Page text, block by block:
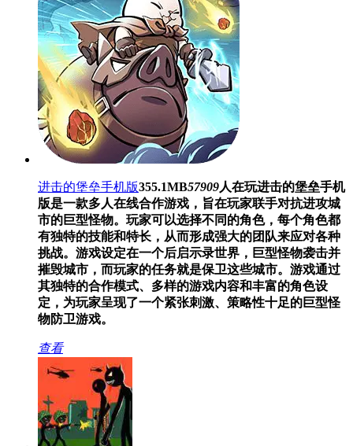
进击的堡垒手机版355.1MB57909人在玩进击的堡垒手机
版是一款多人在线合作游戏，旨在玩家联手对抗进攻城
市的巨型怪物。玩家可以选择不同的角色，每个角色都
有独特的技能和特长，从而形成强大的团队来应对各种
挑战。游戏设定在一个后启示录世界，巨型怪物袭击并
摧毁城市，而玩家的任务就是保卫这些城市。游戏通过
其独特的合作模式、多样的游戏内容和丰富的角色设
定，为玩家呈现了一个紧张刺激、策略性十足的巨型怪
物防卫游戏。
查看